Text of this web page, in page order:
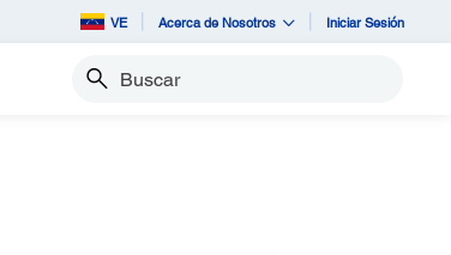
VE Acerca de Nosotros Iniciar Sesión
Buscar